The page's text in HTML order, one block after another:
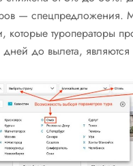
— спецпредложения.
которые туроператоры
дней до вылета,